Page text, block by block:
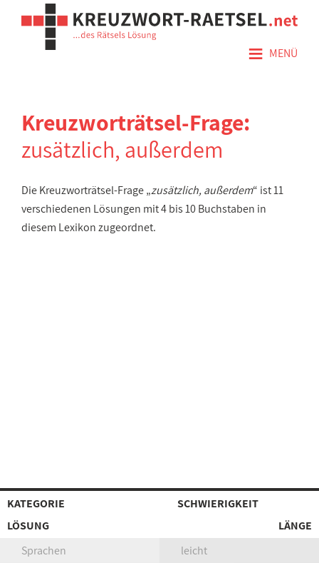
≡ MENÜ
Kreuzworträtsel-Frage:
zusätzlich, außerdem
Die Kreuzworträtsel-Frage „zusätzlich, außerdem“ ist 11
verschiedenen Lösungen mit 4 bis 10 Buchstaben in
diesem Lexikon zugeordnet.
KATEGORIE
SCHWIERIGKEIT
LÖSUNG
LÄNGE
Sprachen
leicht